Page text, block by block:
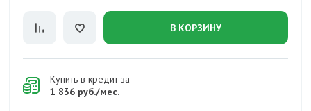
В КОРЗИНУ
Купить в кредит за
1 836 руб./мес.